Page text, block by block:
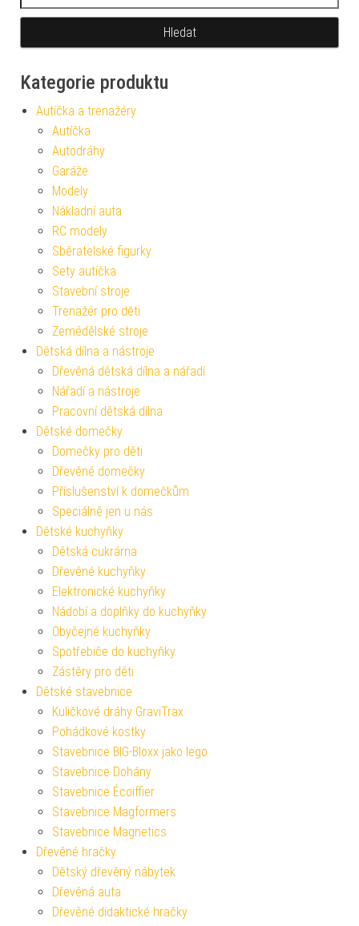
Kategorie produktu
Autíčka a trenažéry
Autíčka
Autodráhy
Garáže
Modely
Nákladní auta
RC modely
Sběratelské figurky
Sety autíčka
Stavební stroje
Trenažér pro děti
Zemědělské stroje
Dětská dílna a nástroje
Dřevěná dětská dílna a nářadí
Nářadí a nástroje
Pracovní dětská dílna
Dětské domečky
Domečky pro děti
Dřevěné domečky
Příslušenství k domečkům
Speciálně jen u nás
Dětské kuchyňky
Dětská cukrárna
Dřevěné kuchyňky
Elektronické kuchyňky
Nádobí a doplňky do kuchyňky
Obyčejné kuchyňky
Spotřebiče do kuchyňky
Zástěry pro děti
Dětské stavebnice
Kuličkové dráhy GraviTrax
Pohádkové kostky
Stavebnice BIG-Bloxx jako lego
Stavebnice Dohány
Stavebnice Écoiffier
Stavebnice Magformers
Stavebnice Magnetics
Dřevěné hračky
Dětský dřevěný nábytek
Dřevěná auta
Dřevěné didaktické hračky